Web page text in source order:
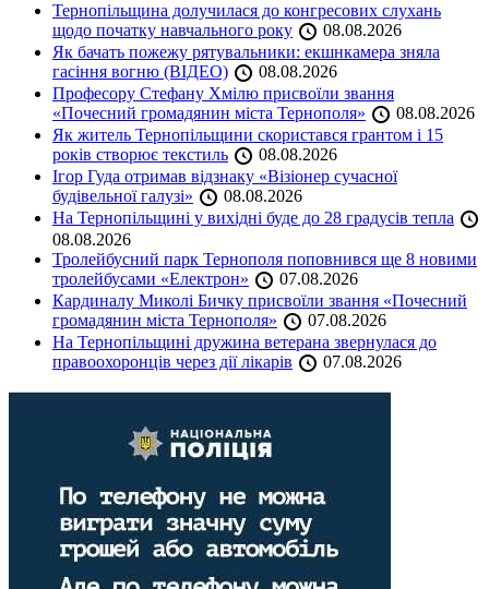
Тернопільщина долучилася до конгресових слухань
щодо початку навчального року
08.08.2026
Як бачать пожежу рятувальники: екшнкамера зняла
гасіння вогню (ВІДЕО)
08.08.2026
Професору Стефану Хмілю присвоїли звання
«Почесний громадянин міста Тернополя»
08.08.2026
Як житель Тернопільщини скористався грантом і 15
років створює текстиль
08.08.2026
Ігор Гуда отримав відзнаку «Візіонер сучасної
будівельної галузі»
08.08.2026
На Тернопільщині у вихідні буде до 28 градусів тепла
08.08.2026
Тролейбусний парк Тернополя поповнився ще 8 новими
тролейбусами «Електрон»
07.08.2026
Кардиналу Миколі Бичку присвоїли звання «Почесний
громадянин міста Тернополя»
07.08.2026
На Тернопільщині дружина ветерана звернулася до
правоохоронців через дії лікарів
07.08.2026